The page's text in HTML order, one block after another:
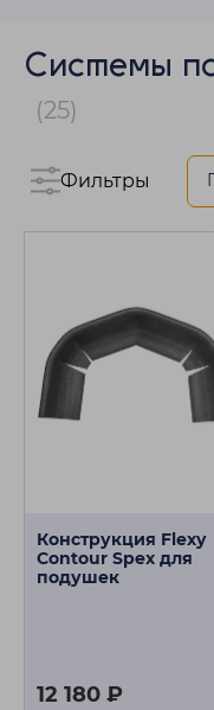
Системы
(25)
Фильтры
Конструкция Flexy
Contour Spex для
подушек
12 180 ₽